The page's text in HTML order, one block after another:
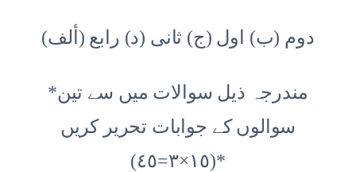
(ألف) دوم (ب) اول (ج) ثانی (د) رابع
*مندرجہ ذیل سوالات میں سے تین
سوالوں کے جوابات تحریر کریں
(١٥×٣=٤٥)*